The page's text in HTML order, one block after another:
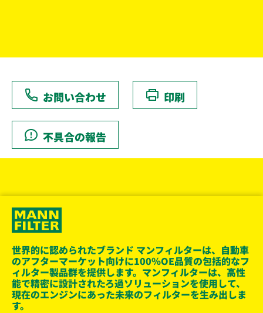
お問い合わせ 印刷
不具合の報告
世界的に認められたブランド マンフィルターは、自動車
のアフターマーケット向けに100％OE品質の包括的なフ
ィルター製品群を提供します。マンフィルターは、高性
能で精密に設計されたろ過ソリューションを使用して、
現在のエンジンにあった未来のフィルターを生み出しま
す。